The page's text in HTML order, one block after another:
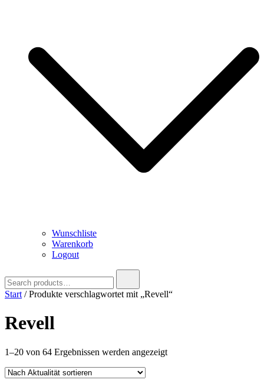
Wunschliste
Warenkorb
Logout
for:
Start / Produkte verschlagwortet mit „Revell“
Revell
1–20 von 64 Ergebnissen werden angezeigtNach